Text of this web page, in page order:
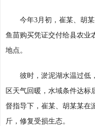
今年3月初，崔某、胡
鱼苗购买凭证交付给县农业
地点。
彼时，淤泥湖水温过低
区天气回暖，水域条件达标
督指导下，崔某、胡某某在
斤，修复受损生态。